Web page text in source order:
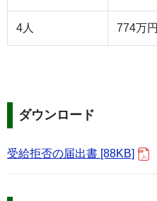
4人 774万円
ダウンロード
受給拒否の届出書 [88KB]